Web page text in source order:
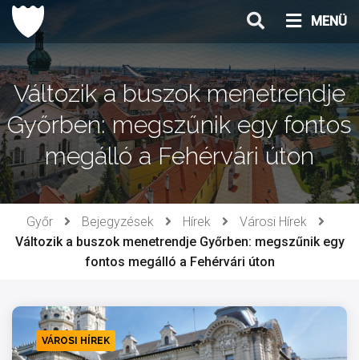
Ugrás
tartalomhoz
MENÜ
Változik a buszok menetrendje
Győrben: megszűnik egy fontos
megálló a Fehérvári úton
Győr Bejegyzések Hírek
Városi Hírek
Változik a buszok menetrendje Győrben: megszűnik egy
fontos megálló a Fehérvári úton
VÁROSI HÍREK